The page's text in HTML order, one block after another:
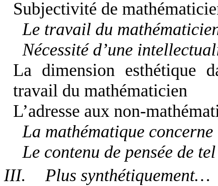
Subjectivité de
Le travail du
Nécessité d’une
La dimension esthétique
travail du mathématicien
L’adresse aux non-
La mathématique
Le contenu de pensée de
III.
Plus synthétiquement…